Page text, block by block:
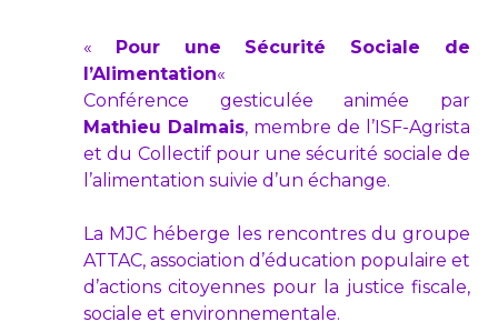
« Pour une Sécurité Sociale de
l’Alimentation«
Conférence gesticulée animée par
Mathieu Dalmais, membre de l’ISF-Agrista
et du Collectif pour une sécurité sociale de
l’alimentation suivie d’un échange.
La MJC héberge les rencontres du groupe
ATTAC, association d’éducation populaire et
d’actions citoyennes pour la justice fiscale,
sociale et environnementale.